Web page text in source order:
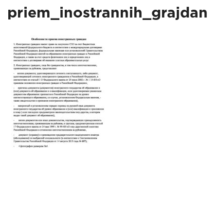
priem_inostrannih_grajdan